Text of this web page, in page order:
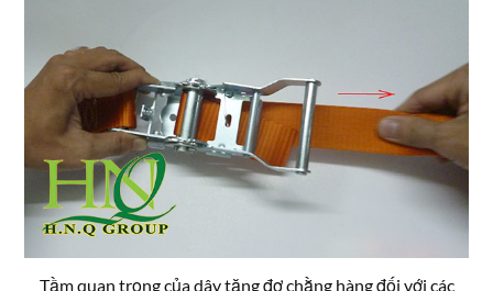
Tầm quan trọng của dây tăng đơ chằng hàng đối với các